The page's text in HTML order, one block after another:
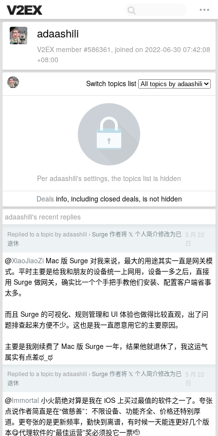
adaashili
V2EX member #586361, joined on 2022-06-30 07:42:08
+08:00
Switch topics list
Per adaashili's settings, the topics list is hidden
Dealsinfo, including closed deals, is not hidden
adaashili's recent replies
Replied to a topic by adaashili › Surge 作者将 𝕏 个人简介修改为已
退休
5 月 22
日
@XiaoJiaoZi Mac 版 Surge 对我来说，最大的用途其实一直是网关模
式。平时主要是给我和朋友的设备统一上网用，设备一多之后，直接
用 Surge 做网关，确实比一个个手把手教他们安装、配置客户端省事
太多。
而且 Surge 的可视化、规则管理和 UI 体验也做得比较直观，出了问
题排查起来方便不少。这也是我一直愿意用它的主要原因。
主要是我刚续费了 Mac 版 Surge 一年，结果他就退休了，我这运气
属实有点差ಥ_ಥ
Replied to a topic by adaashili › Surge 作者将 𝕏 个人简介修改为已
退休
5 月 22
日
@Immortal 小火箭绝对算是我在 iOS 上买过最值的软件之一了。夸张
点说作者简直是在“做慈善”：不限设备、功能齐全、价格还特别厚
道。更夸张的是更新频率，勤快到离谱，有时候一天能连更好几个版
本😋代理软件的“最佳运营”奖必须投它一票🫡